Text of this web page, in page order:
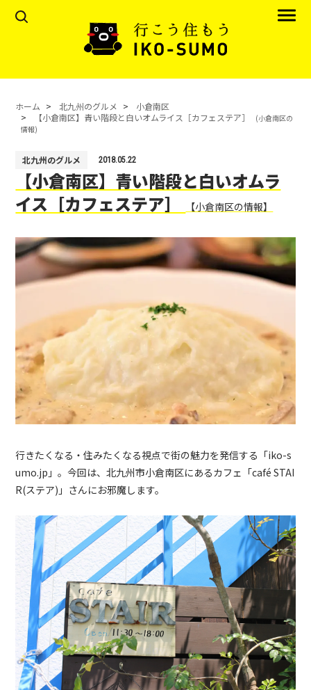
ホーム 北九州のグルメ
小倉南区
【小倉南区】青い階段と白いオムライス［カフェステア］
(小倉南区の
情報)
北九州のグルメ 2018.05.22
【小倉南区】青い階段と白いオムラ
イス［カフェステア］
【小倉南区の情報】
行きたくなる・住みたくなる視点で街の魅力を発信する「iko-s
umo.jp」。今回は、北九州市小倉南区にあるカフェ「café STAI
R(ステア)」さんにお邪魔します。